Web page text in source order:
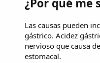
¿Por qué me
Las causas pueden
gástrico. Acidez
nervioso que causa
estomacal.